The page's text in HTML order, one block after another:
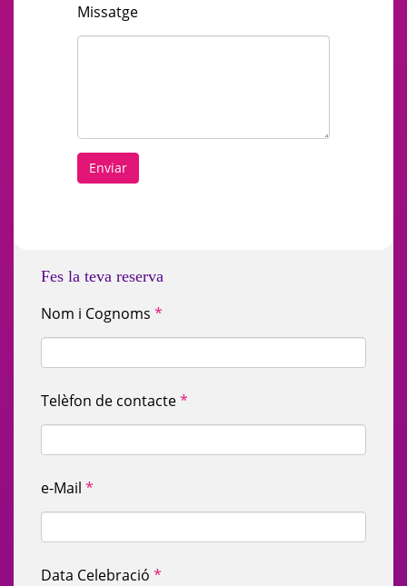
Missatge
Fes la teva reserva
Nom i Cognoms *
Telèfon de contacte*
e-Mail *
Data Celebració *